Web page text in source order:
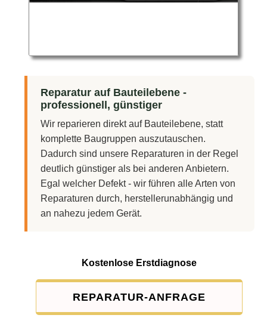
Reparatur auf Bauteilebene -
professionell, günstiger
Wir reparieren direkt auf Bauteilebene, statt
komplette Baugruppen auszutauschen.
Dadurch sind unsere Reparaturen in der Regel
deutlich günstiger als bei anderen Anbietern.
Egal welcher Defekt - wir führen alle Arten von
Reparaturen durch, herstellerunabhängig und
an nahezu jedem Gerät.
Kostenlose Erstdiagnose
REPARATUR-ANFRAGE